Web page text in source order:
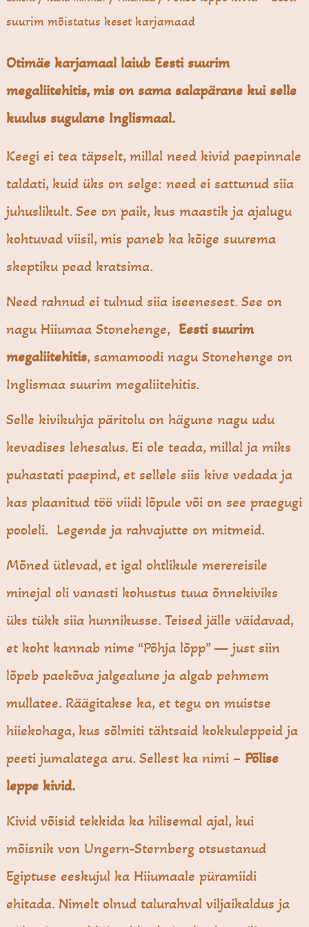
suurim mõistatus keset karjamaad
Otimäe karjamaal laiub Eesti suurim
megaliitehitis, mis on sama salapärane kui selle
kuulus sugulane Inglismaal.
Keegi ei tea täpselt, millal need kivid paepinnale
taldati, kuid üks on selge: need ei sattunud siia
juhuslikult. See on paik, kus maastik ja ajalugu
kohtuvad viisil, mis paneb ka kõige suurema
skeptiku pead kratsima.
Need rahnud ei tulnud siia iseenesest. See on
nagu Hiiumaa Stonehenge, Eesti suurim
megaliitehitis, samamoodi nagu Stonehenge on
Inglismaa suurim megaliitehitis.
Selle kivikuhja päritolu on hägune nagu udu
kevadises lehesalus. Ei ole teada, millal ja miks
puhastati paepind, et sellele siis kive vedada ja
kas plaanitud töö viidi lõpule või on see praegugi
pooleli. Legende ja rahvajutte on mitmeid.
Mõned ütlevad, et igal ohtlikule merereisile
minejal oli vanasti kohustus tuua õnnekiviks
üks tükk siia hunnikusse. Teised jälle väidavad,
et koht kannab nime “Põhja lõpp” — just siin
lõpeb paekõva jalgealune ja algab pehmem
mullatee. Räägitakse ka, et tegu on muistse
hiiekohaga, kus sõlmiti tähtsaid kokkuleppeid ja
peeti jumalatega aru. Sellest ka nimi – Põlise
leppe kivid.
Kivid võisid tekkida ka hilisemal ajal, kui
mõisnik von Ungern-Sternberg otsustanud
Egiptuse eeskujul ka Hiiumaale püramiidi
ehitada. Nimelt olnud talurahval viljaikaldus ja